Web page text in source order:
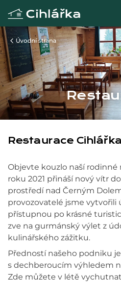
Úvodní strana
Restaurace Cihlářka
Objevte kouzlo naší rodinné
roku 2021 přináší nový vítr
prostředí nad Černým
provozovatelé jsme vytvořili
přístupnou po krásné
zve na gurmánský výlet z
kulinářského zážitku.
Předností našeho podniku
s dechberoucím výhledem
Zde můžete v létě